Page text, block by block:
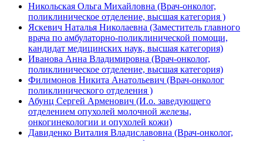
Никольская Ольга Михайловна (Врач-онколог,
поликлиническое отделение, высшая категория )
Яскевич Наталья Николаевна (Заместитель главного
врача по амбулаторно-поликлинической помощи,
кандидат медицинских наук, высшая категория)
Иванова Анна Владимировна (Врач-онколог,
поликлиническое отделение, высшая категория)
Филимонов Никита Анатольевич (Врач-онколог
поликлинического отделения )
Абунц Сергей Арменович (И.о. заведующего
отделением опухолей молочной железы,
онкогинекологии и опухолей кожи)
Давиденко Виталия Владиславовна (Врач-онколог,